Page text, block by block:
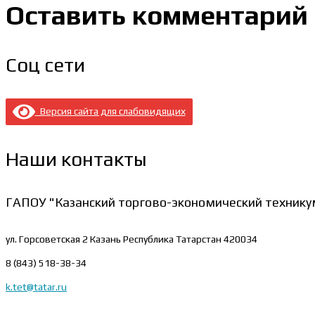
Оставить комментарий
Соц сети
Версия сайта для слабовидящих
Наши контакты
ГАПОУ "Казанский торгово-экономический
ул. Горсоветская 2 Казань Республика Татарстан 420034
8 (843) 518-38-34
k.tet@tatar.ru